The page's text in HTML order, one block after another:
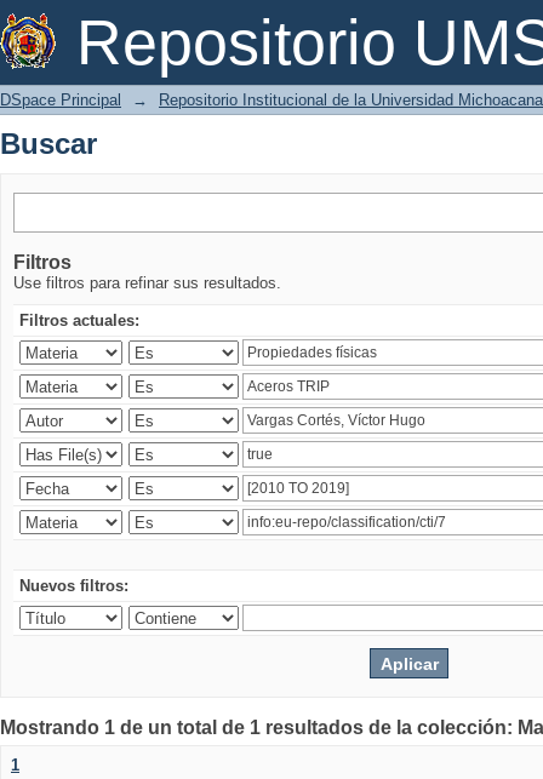
Repositorio
Buscar
DSpace Principal → Repositorio Institucional de la Universidad
Buscar
Filtros
Use filtros para refinar sus resultados.
Filtros actuales:
Nuevos filtros:
Mostrando 1 de un total de 1 resultados de la colección:
1